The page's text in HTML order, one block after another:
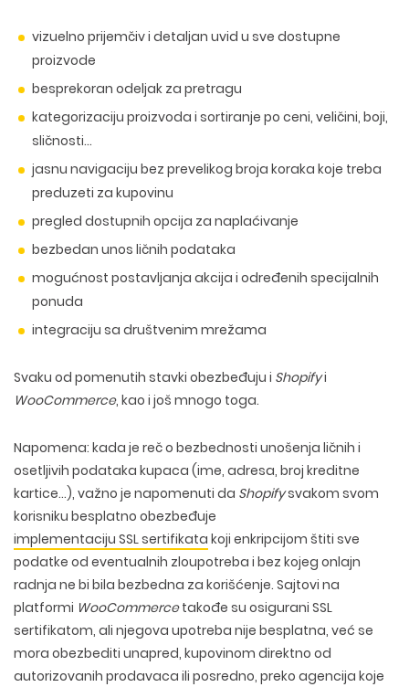
vizuelno prijemčiv i detaljan uvid u sve dostupne
proizvode
besprekoran odeljak za pretragu
kategorizaciju proizvoda i sortiranje po ceni, veličini, boji,
sličnosti…
jasnu navigaciju bez prevelikog broja koraka koje treba
preduzeti za kupovinu
pregled dostupnih opcija za naplaćivanje
bezbedan unos ličnih podataka
mogućnost postavljanja akcija i određenih specijalnih
ponuda
integraciju sa društvenim mrežama
Svaku od pomenutih stavki obezbeđuju i Shopifyi
WooCommerce, kao i još mnogo toga.
Napomena: kada je reč o bezbednosti unošenja ličnih i
osetljivih podataka kupaca (ime, adresa, broj kreditne
kartice…), važno je napomenuti da Shopifysvakom svom
korisniku besplatno obezbeđuje
implementaciju SSL sertifikata koji enkripcijom štiti sve
podatke od eventualnih zloupotreba i bez kojeg onlajn
radnja ne bi bila bezbedna za korišćenje. Sajtovi na
platformi WooCommercetakođe su osigurani SSL
sertifikatom, ali njegova upotreba nije besplatna, već se
mora obezbediti unapred, kupovinom direktno od
autorizovanih prodavaca ili posredno, preko agencija koje